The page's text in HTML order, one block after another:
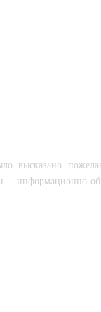
высказано